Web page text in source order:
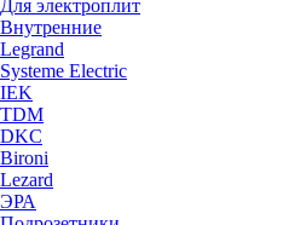
Для электроплит
Внутренние
Legrand
Systeme Electric
IEK
TDM
DKC
Bironi
Lezard
ЭРА